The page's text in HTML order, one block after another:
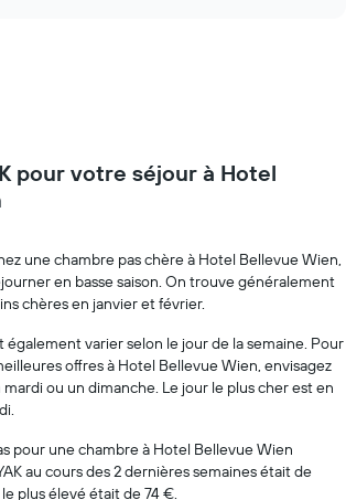
pour votre séjour à Hotel
une chambre pas chère à Hotel Bellevue Wien,
en basse saison. On trouve généralement
chères en janvier et février.
également varier selon le jour de la semaine. Pour
offres à Hotel Bellevue Wien, envisagez
mardi ou un dimanche. Le jour le plus cher est en
pour une chambre à Hotel Bellevue Wien
au cours des 2 dernières semaines était de
plus élevé était de 74 €.